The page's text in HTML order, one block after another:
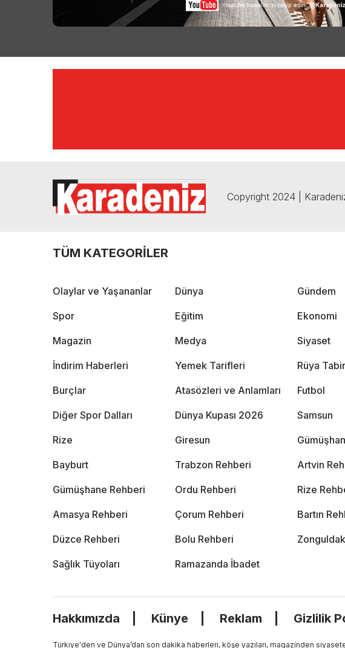
Copyright 2024 |
TÜM KATEGORİLER
Olaylar ve Yaşananlar Dünya Gündem
Spor Eğitim Ekonomi
Magazin Medya Siyaset
İndirim Haberleri Yemek Tarifleri Rüya
Burçlar Atasözleri ve Anlamları Futbol
Diğer Spor Dalları Dünya Kupası 2026 Samsun
Rize Giresun
Bayburt Trabzon Rehberi Artvin
Gümüşhane Rehberi Ordu Rehberi Rize
Amasya Rehberi Çorum Rehberi Bartın
Düzce Rehberi Bolu Rehberi
Sağlık Tüyoları Ramazanda İbadet
Hakkımızda Künye Reklam Gizlilik
Türkiye'den ve Dünya’dan son dakika haberleri, köşe yazıları, magazinden